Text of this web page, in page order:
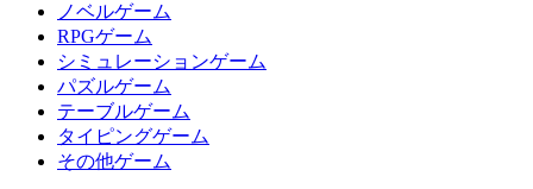
ノベルゲーム
RPGゲーム
シミュレーションゲーム
パズルゲーム
テーブルゲーム
タイピングゲーム
その他ゲーム